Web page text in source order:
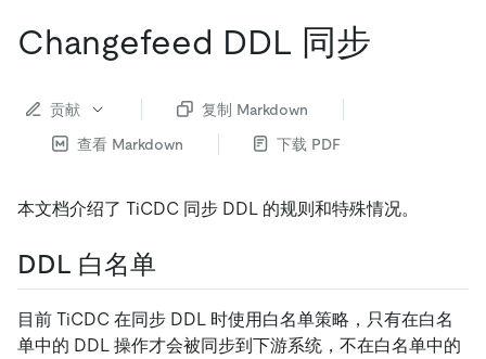
Changefeed DDL 同步
贡献
复制 Markdown
查看 Markdown
下载 PDF
本文档介绍了 TiCDC 同步 DDL 的规则和特殊情况。
DDL 白名单
目前 TiCDC 在同步 DDL 时使用白名单策略，只有在白名
单中的 DDL 操作才会被同步到下游系统，不在白名单中的